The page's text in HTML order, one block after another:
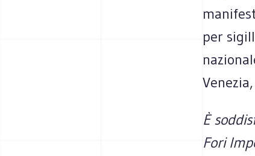
per
È
Fori